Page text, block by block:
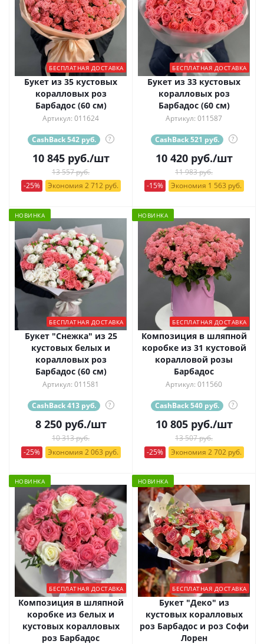
БЕСПЛАТНАЯ ДОСТАВКА
Букет из 35 кустовых
коралловых роз
Барбадос (60 см)
Артикул: 011624
CashBack 542 руб. ?
10 845руб./шт
13 557 руб.
-25%
Экономия 2 712 руб.
БЕСПЛАТНАЯ ДОСТАВКА
Букет из 33 кустовых
коралловых роз
Барбадос (60 см)
Артикул: 011587
CashBack 521 руб. ?
10 420руб./шт
11 983 руб.
-15%
Экономия 1 563 руб.
НОВИНКА
БЕСПЛАТНАЯ ДОСТАВКА
Букет "Снежка" из 25
кустовых белых и
коралловых роз
Барбадос (60 см)
Артикул: 011581
CashBack 413 руб. ?
8 250руб./шт
10 313 руб.
-25%
Экономия 2 063 руб.
НОВИНКА
БЕСПЛАТНАЯ ДОСТАВКА
Композиция в шляпной
коробке из 31 кустовой
коралловой розы
Барбадос
Артикул: 011560
CashBack 540 руб. ?
10 805руб./шт
13 507 руб.
-25%
Экономия 2 702 руб.
НОВИНКА
БЕСПЛАТНАЯ ДОСТАВКА
Композиция в шляпной
коробке из белых и
кустовых коралловых
роз Барбадос
НОВИНКА
БЕСПЛАТНАЯ ДОСТАВКА
Букет "Деко" из
кустовых коралловых
роз Барбадос и роз Софи
Лорен